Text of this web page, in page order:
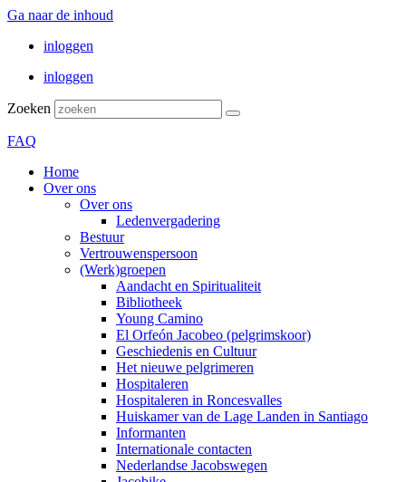
Ga naar de inhoud
inloggen
inloggen
Zoeken
FAQ
Home
Over ons
Over ons
Ledenvergadering
Bestuur
Vertrouwenspersoon
(Werk)groepen
Aandacht en Spiritualiteit
Bibliotheek
Young Camino
El Orfeón Jacobeo (pelgrimskoor)
Geschiedenis en Cultuur
Het nieuwe pelgrimeren
Hospitaleren
Hospitaleren in Roncesvalles
Huiskamer van de Lage Landen in Santiago
Informanten
Internationale contacten
Nederlandse Jacobswegen